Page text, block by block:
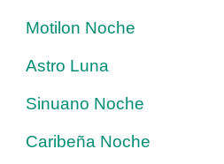
Motilon Noche
Astro Luna
Sinuano Noche
Caribeña Noche